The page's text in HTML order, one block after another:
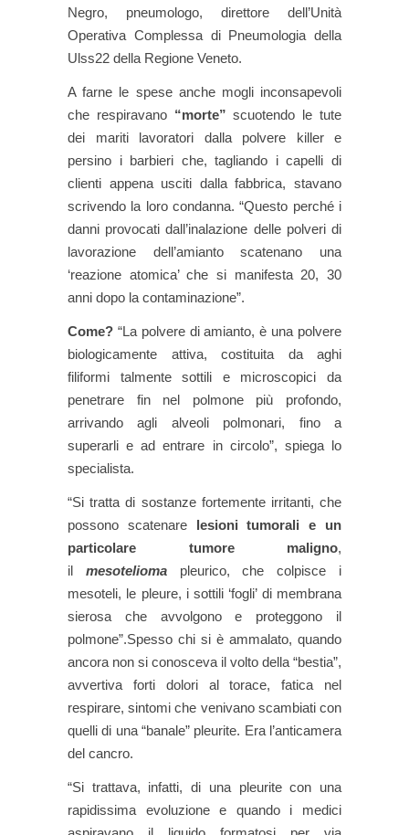
Negro, pneumologo, direttore dell’Unità
Operativa Complessa di Pneumologia della
Ulss22 della Regione Veneto.
A farne le spese anche mogli inconsapevoli
che respiravano “morte” scuotendo le tute
dei mariti lavoratori dalla polvere killer e
persino i barbieri che, tagliando i capelli di
clienti appena usciti dalla fabbrica, stavano
scrivendo la loro condanna. “Questo perché i
danni provocati dall’inalazione delle polveri di
lavorazione dell’amianto scatenano una
‘reazione atomica’ che si manifesta 20, 30
anni dopo la contaminazione”.
Come? “La polvere di amianto, è una polvere
biologicamente attiva, costituita da aghi
filiformi talmente sottili e microscopici da
penetrare fin nel polmone più profondo,
arrivando agli alveoli polmonari, fino a
superarli e ad entrare in circolo”, spiega lo
specialista.
“Si tratta di sostanze fortemente irritanti, che
possono scatenare lesioni tumorali e un
particolare tumore maligno,
il mesoteliomapleurico, che colpisce i
mesoteli, le pleure, i sottili ‘fogli’ di membrana
sierosa che avvolgono e proteggono il
polmone”.Spesso chi si è ammalato, quando
ancora non si conosceva il volto della “bestia”,
avvertiva forti dolori al torace, fatica nel
respirare, sintomi che venivano scambiati con
quelli di una “banale” pleurite. Era l’anticamera
del cancro.
“Si trattava, infatti, di una pleurite con una
rapidissima evoluzione e quando i medici